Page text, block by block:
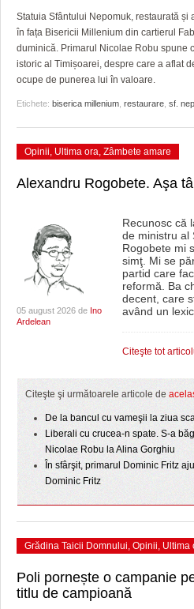
Statuia Sfântului Nepomuk, restaurată și
în fața Bisericii Millenium din cartierul
duminică. Primarul Nicolae Robu spune
istoric al Timișoarei, despre care a aflat
ocupe de punerea lui în valoare.
Etichete: biserica millenium restaurare sf.
Opinii Ultima ora Zâmbete amare
Alexandru Rogobete. Aşa
05 august 2026 de Ino
Ardelean
Recunosc că
de ministru al
Rogobete mi
simţ. Mi se
partid care
reformă. Ba
decent, care
având un
Citeşte tot
Citeşte şi următoarele articole de
De la bancul cu vameşii la ziua
Liberali cu crucea-n spate. S-a
Nicolae Robu la Alina Gorghiu
În sfârşit, primarul Dominic Fritz
Dominic Fritz
Grădina Taicii Domnului Opinii Ultima
Poli pornește o campanie
titlu de campioană